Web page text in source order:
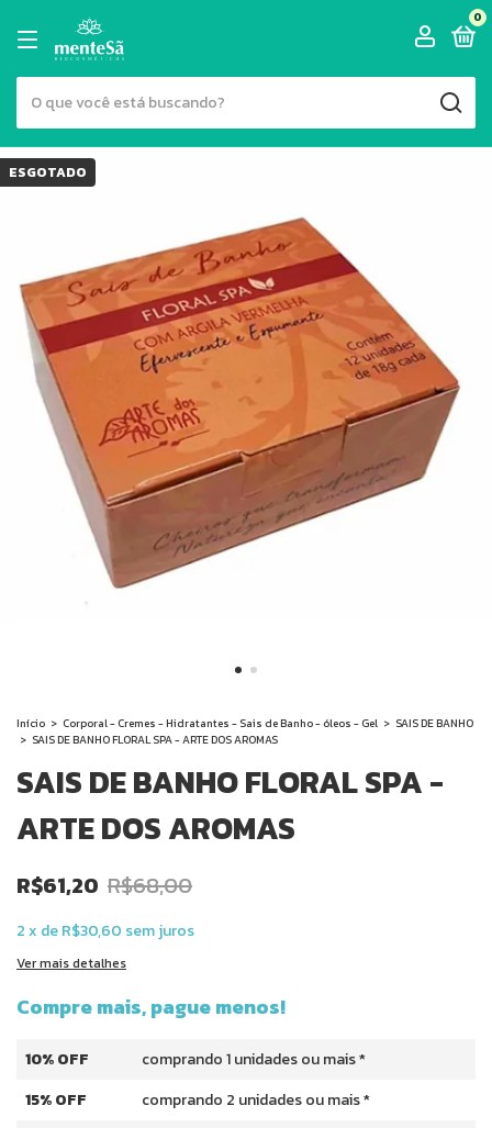
0
ESGOTADO
Início > Corporal - Cremes - Hidratantes - Sais de Banho - óleos - Gel > SAIS DE BANHO
> SAIS DE BANHO FLORAL SPA - ARTE DOS AROMAS
SAIS DE BANHO FLORAL SPA -
ARTE DOS AROMAS
R$61,20 R$68,00
2x deR$30,60 sem juros
Ver mais detalhes
Compre mais, pague menos!
10% OFF
comprando 1 unidades ou mais *
15% OFF
comprando 2 unidades ou mais *